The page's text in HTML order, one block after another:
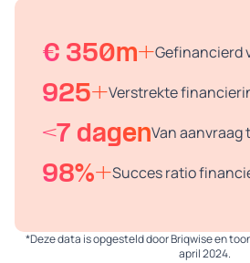
€ 350m+Gefinancierd
925+Verstrekte
<7 dagenVan
98%+Succes ratio
*Deze data is opgesteld door Briqwise en
april 2024.